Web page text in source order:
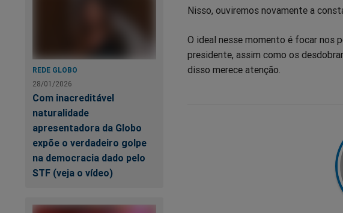
REDE GLOBO
28/01/2026
Com inacreditável
naturalidade
apresentadora da Globo
expõe o verdadeiro golpe
na democracia dado pelo
STF (veja o vídeo)
Nisso, ouviremos novamente a
O ideal nesse momento é focar nos
presidente, assim como os
disso merece atenção.